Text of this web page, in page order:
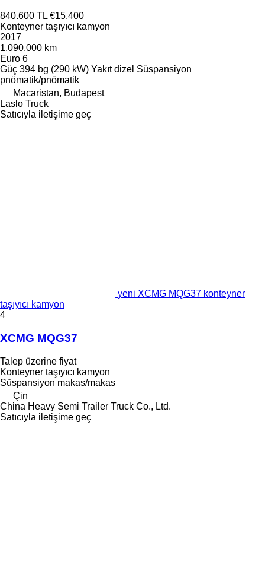
840.600 TL €15.400
Konteyner taşıyıcı kamyon
2017
1.090.000 km
Euro 6
Güç 394 bg (290 kW) Yakıt dizel Süspansiyon
pnömatik/pnömatik
Macaristan, Budapest
Laslo Truck
Satıcıyla iletişime geç
yeni XCMG MQG37 konteyner
taşıyıcı kamyon
4
XCMG MQG37
Talep üzerine fiyat
Konteyner taşıyıcı kamyon
Süspansiyon makas/makas
Çin
China Heavy Semi Trailer Truck Co., Ltd.
Satıcıyla iletişime geç